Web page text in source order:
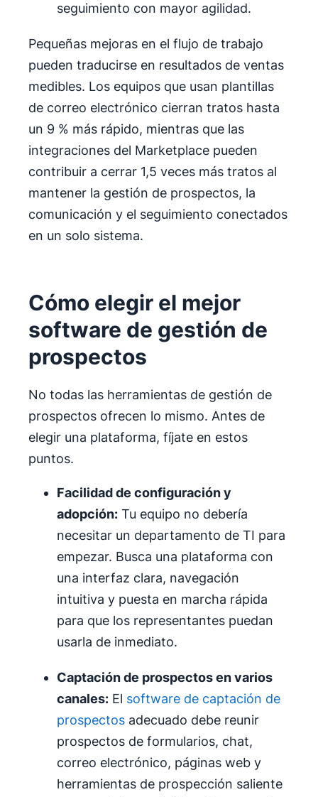
seguimiento con mayor agilidad.
Pequeñas mejoras en el flujo de trabajo
pueden traducirse en resultados de ventas
medibles. Los equipos que usan plantillas
de correo electrónico cierran tratos hasta
un 9 % más rápido, mientras que las
integraciones del Marketplace pueden
contribuir a cerrar 1,5 veces más tratos al
mantener la gestión de prospectos, la
comunicación y el seguimiento conectados
en un solo sistema.
Cómo elegir el mejor
software de gestión de
prospectos
No todas las herramientas de gestión de
prospectos ofrecen lo mismo. Antes de
elegir una plataforma, fíjate en estos
puntos.
Facilidad de configuración y
adopción: Tu equipo no debería
necesitar un departamento de TI para
empezar. Busca una plataforma con
una interfaz clara, navegación
intuitiva y puesta en marcha rápida
para que los representantes puedan
usarla de inmediato.
Captación de prospectos en varios
canales: El software de captación de
prospectos adecuado debe reunir
prospectos de formularios, chat,
correo electrónico, páginas web y
herramientas de prospección saliente